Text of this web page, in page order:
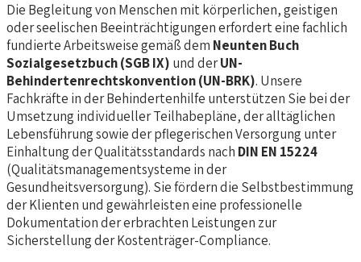
Die Begleitung von Menschen mit körperlichen, geistigen
oder seelischen Beeinträchtigungen erfordert eine fachlich
fundierte Arbeitsweise gemäß dem Neunten Buch
Sozialgesetzbuch (SGB IX) und derUN-
Behindertenrechtskonvention (UN-BRK). Unsere
Fachkräfte in der Behindertenhilfe unterstützen Sie bei der
Umsetzung individueller Teilhabepläne, der alltäglichen
Lebensführung sowie der pflegerischen Versorgung unter
Einhaltung der Qualitätsstandards nach DIN EN 15224
(Qualitätsmanagementsysteme in der
Gesundheitsversorgung). Sie fördern die Selbstbestimmung
der Klienten und gewährleisten eine professionelle
Dokumentation der erbrachten Leistungen zur
Sicherstellung der Kostenträger-Compliance.